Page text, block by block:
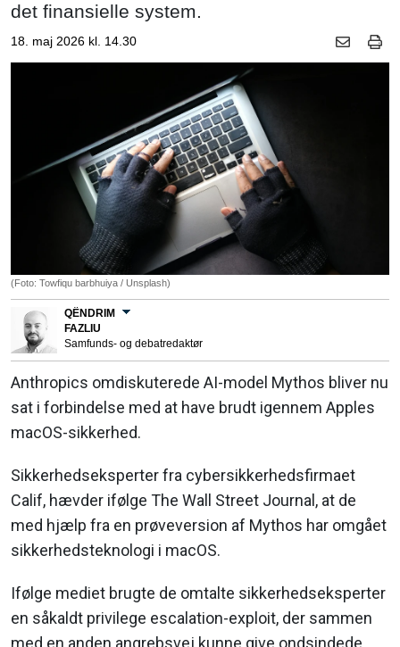
det finansielle system.
18. maj 2026 kl. 14.30
(Foto: Towfiqu barbhuiya / Unsplash)
QËNDRIM
FAZLIU
Samfunds- og debatredaktør
Anthropics omdiskuterede AI-model Mythos bliver nu
sat i forbindelse med at have brudt igennem Apples
macOS-sikkerhed.
Sikkerhedseksperter fra cybersikkerhedsfirmaet
Calif, hævder ifølge The Wall Street Journal, at de
med hjælp fra en prøveversion af Mythos har omgået
sikkerhedsteknologi i macOS.
Ifølge mediet brugte de omtalte sikkerhedseksperter
en såkaldt privilege escalation-exploit, der sammen
med en anden angrebsvej kunne give ondsindede